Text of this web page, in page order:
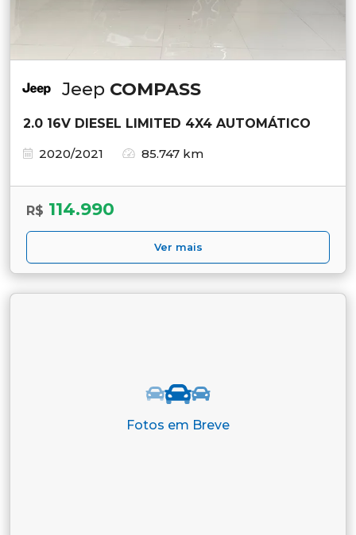
Jeep COMPASS
2.0 16V DIESEL LIMITED 4X4 AUTOMÁTICO
2020/2021
85.747 km
R$ 114.990
Ver mais
Fotos em Breve